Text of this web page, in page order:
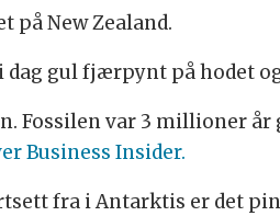
på New Zealand.
gul fjærpynt på hodet
Fossilen var 3 millioner
Business Insider.
fra i Antarktis er det